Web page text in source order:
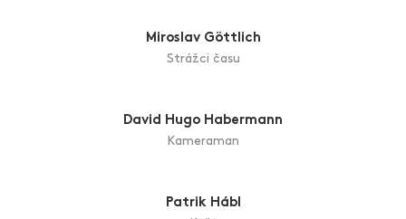
Jaroslava Fišerová
Jaromír Gargulák